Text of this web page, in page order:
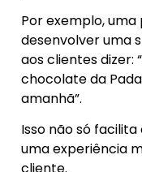
Por exemplo,
desenvolver uma
aos clientes dizer:
chocolate da
amanhã”.
Isso não só
uma experiência